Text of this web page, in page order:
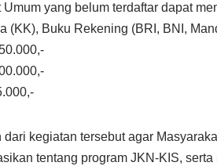
Umum yang belum terdaftar dapat
(KK), Buku Rekening (BRI, BNI,
kegiatan tersebut agar
tentang program JKN-KIS,